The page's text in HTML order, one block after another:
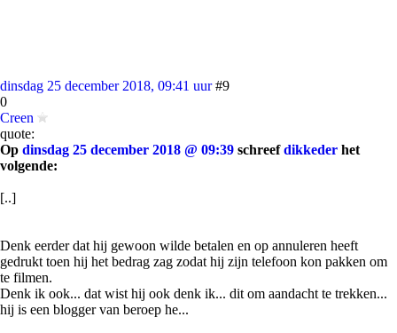
dinsdag 25 december 2018, 09:41 uur #9
0
Creen
quote:
Op dinsdag 25 december 2018 @ 09:39 schreefdikkeder het
volgende:
[..]
Denk eerder dat hij gewoon wilde betalen en op annuleren heeft
gedrukt toen hij het bedrag zag zodat hij zijn telefoon kon pakken om
te filmen.
Denk ik ook... dat wist hij ook denk ik... dit om aandacht te trekken...
hij is een blogger van beroep he...